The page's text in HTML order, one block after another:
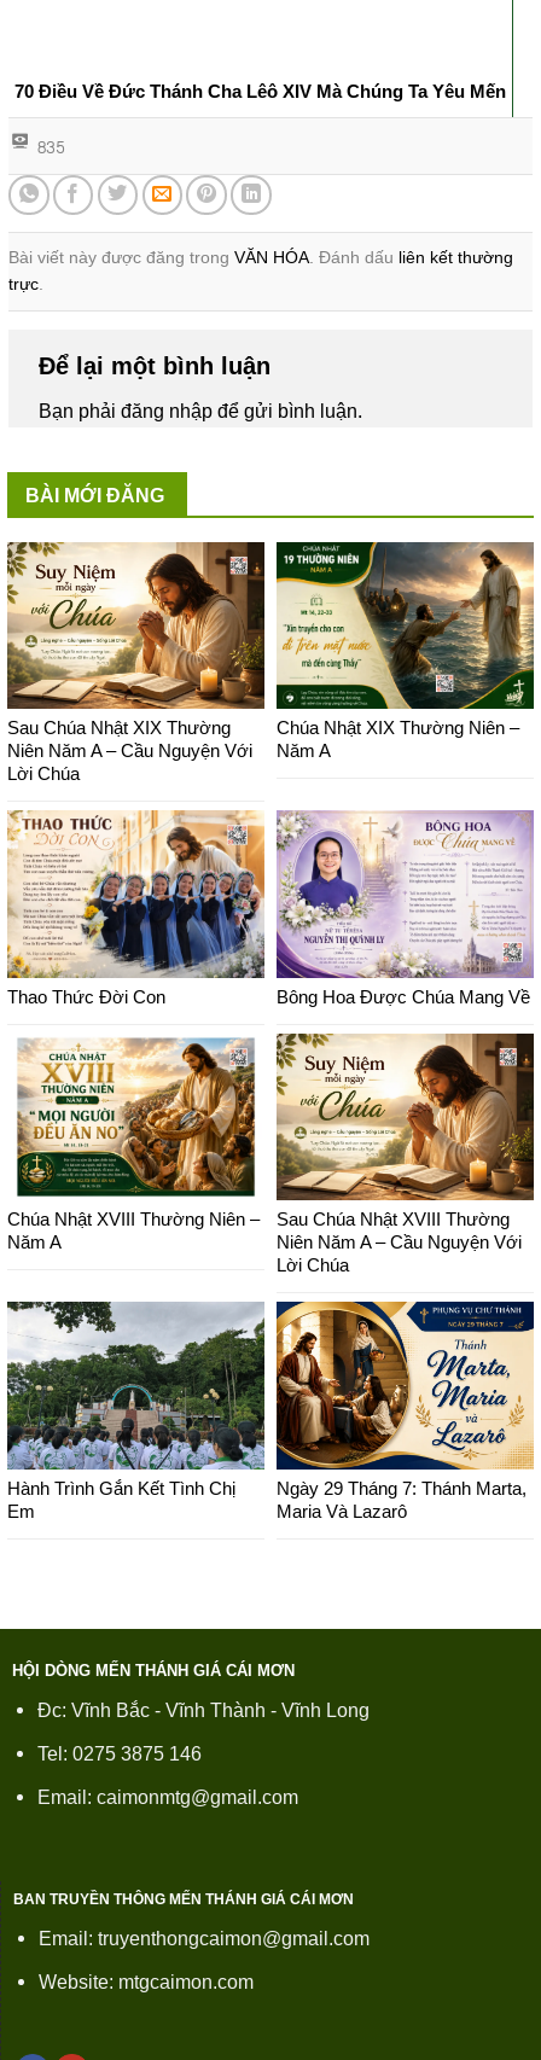
70 Điều Về Đức Thánh Cha Lêô XIV Mà Chúng Ta Yêu Mến
835
Bài viết này được đăng trong VĂN HÓA. Đánh dấu liên kết thường
trực.
Để lại một bình luận
Bạn phảiđăng nhậpđể gửi bình luận.
BÀI MỚI ĐĂNG
Sau Chúa Nhật XIX Thường
Niên Năm A – Cầu Nguyện Với
Lời Chúa
Chúa Nhật XIX Thường Niên –
Năm A
Thao Thức Đời Con Bông Hoa Được Chúa Mang Về
Chúa Nhật XVIII Thường Niên –
Năm A
Sau Chúa Nhật XVIII Thường
Niên Năm A – Cầu Nguyện Với
Lời Chúa
Hành Trình Gắn Kết Tình Chị
Em
Ngày 29 Tháng 7: Thánh Marta,
Maria Và Lazarô
HỘI DÒNG MẾN THÁNH GIÁ CÁI MƠN
Đc: Vĩnh Bắc - Vĩnh Thành - Vĩnh Long
Tel: 0275 3875 146
Email: caimonmtg@gmail.com
BAN TRUYỀN THÔNG MẾN THÁNH GIÁ CÁI MƠN
Email: truyenthongcaimon@gmail.com
Website: mtgcaimon.com